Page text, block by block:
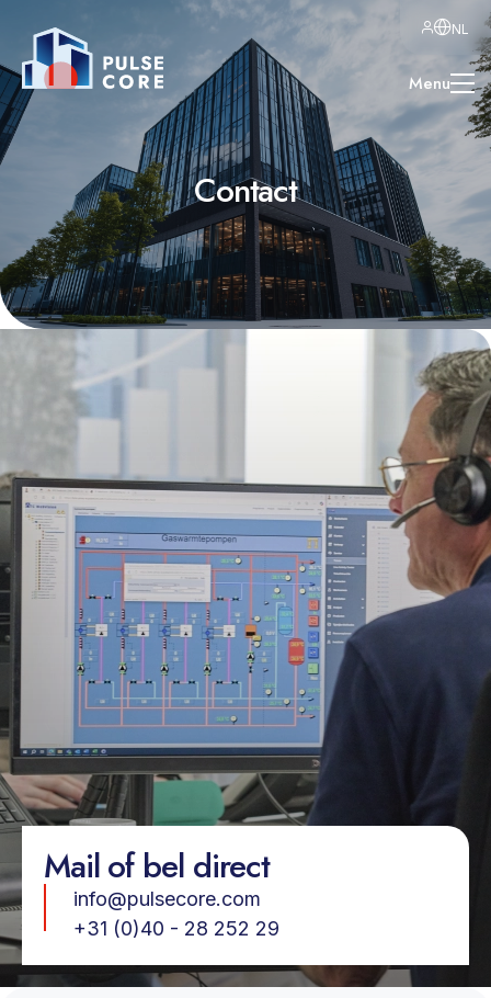
NL
Menu
Contact
Mail of bel direct
info@pulsecore.com
+31 (0)40 - 28 252 29